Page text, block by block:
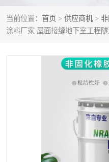
当前位置： 首页 > 供应商机 >
涂料厂家 屋面接缝地下室工程